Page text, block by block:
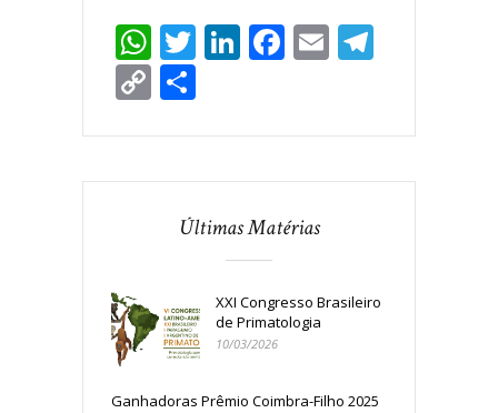
WhatsApp
Twitter
LinkedIn
Facebook
Email
Copy
Últimas Matérias
XXI Congresso Brasileiro
de Primatologia
10/03/2026
Ganhadoras Prêmio Coimbra-Filho 2025